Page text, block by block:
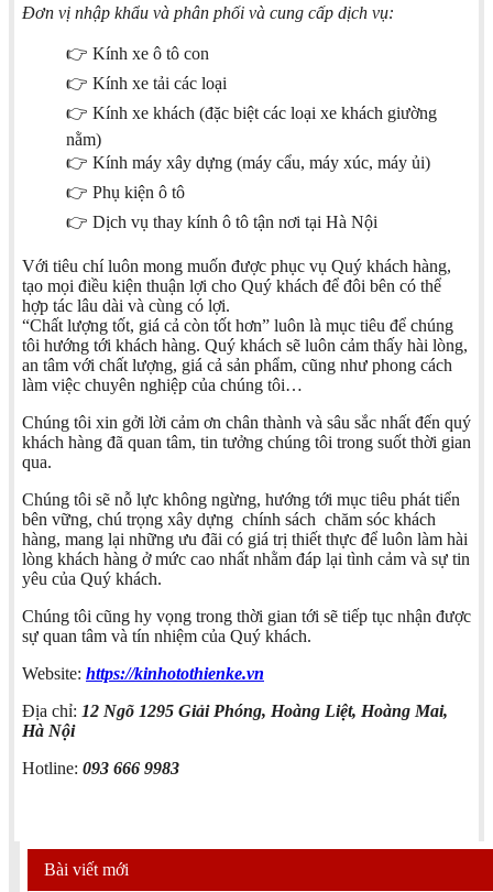
Đơn vị nhập khẩu và phân phối và cung cấp dịch vụ:
👉 Kính xe ô tô con
👉 Kính xe tải các loại
👉 Kính xe khách (đặc biệt các loại xe khách giường
nằm)
👉 Kính máy xây dựng (máy cẩu, máy xúc, máy ủi)
👉 Phụ kiện ô tô
👉 Dịch vụ thay kính ô tô tận nơi tại Hà Nội
Với tiêu chí luôn mong muốn được phục vụ Quý khách hàng,
tạo mọi điều kiện thuận lợi cho Quý khách để đôi bên có thể
hợp tác lâu dài và cùng có lợi.
“Chất lượng tốt, giá cả còn tốt hơn” luôn là mục tiêu để chúng
tôi hướng tới khách hàng. Quý khách sẽ luôn cảm thấy hài lòng,
an tâm với chất lượng, giá cả sản phẩm, cũng như phong cách
làm việc chuyên nghiệp của chúng tôi…
Chúng tôi xin gởi lời cảm ơn chân thành và sâu sắc nhất đến quý
khách hàng đã quan tâm, tin tưởng chúng tôi trong suốt thời gian
qua.
Chúng tôi sẽ nỗ lực không ngừng, hướng tới mục tiêu phát tiển
bên vững, chú trọng xây dựng chính sách chăm sóc khách
hàng, mang lại những ưu đãi có giá trị thiết thực để luôn làm hài
lòng khách hàng ở mức cao nhất nhằm đáp lại tình cảm và sự tin
yêu của Quý khách.
Chúng tôi cũng hy vọng trong thời gian tới sẽ tiếp tục nhận được
sự quan tâm và tín nhiệm của Quý khách.
Website: https://kinhotothienke.vn
Địa chỉ: 12 Ngõ 1295 Giải Phóng, Hoàng Liệt, Hoàng Mai,
Hà Nội
Hotline: 093 666 9983
Bài viết mới